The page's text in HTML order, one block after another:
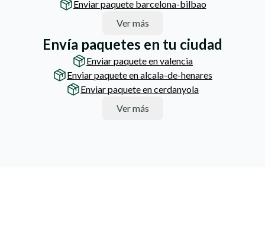
Enviar paquete barcelona-bilbao
Ver más
Envía paquetes en tu ciudad
Enviar paquete en valencia
Enviar paquete en alcala-de-henares
Enviar paquete en cerdanyola
Ver más